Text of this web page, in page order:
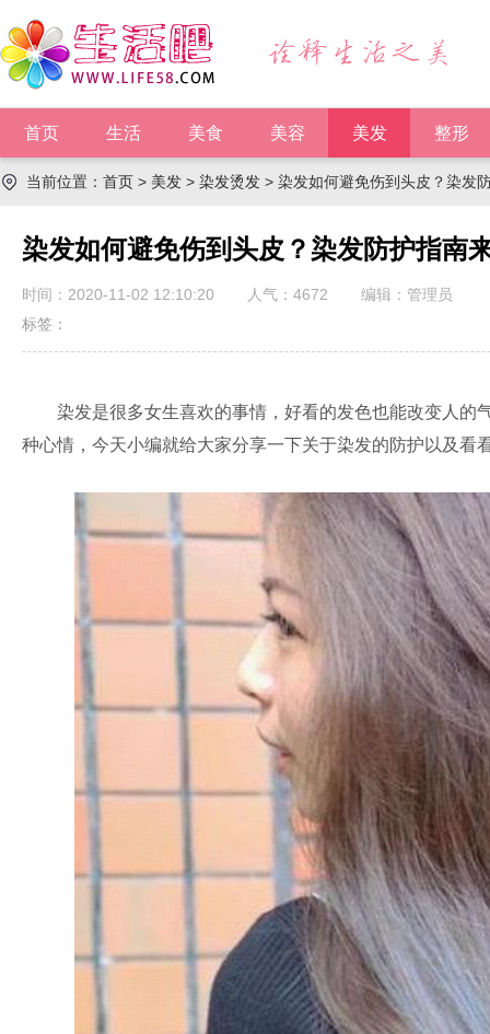
首页 生活 美食 美容 美发 整形
当前位置： 首页 > 美发 > 染发烫发 > 染发如何避免伤到头皮？染发
染发如何避免伤到头皮？染发防护指南
时间：2020-11-02 12:10:20 人气： 4672
编辑：管理员
标签：
染发是很多女生喜欢的事情，好看的发色也能改变人的
种心情，今天小编就给大家分享一下关于染发的防护以及看